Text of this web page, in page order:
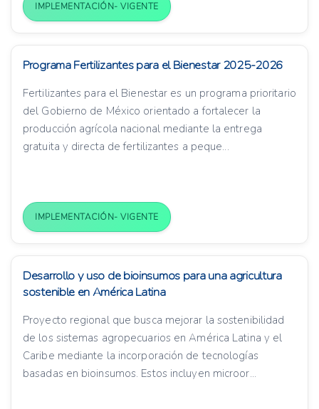
IMPLEMENTACIÓN- VIGENTE
Programa Fertilizantes para el Bienestar 2025-2026
Fertilizantes para el Bienestar es un programa prioritario
del Gobierno de México orientado a fortalecer la
producción agrícola nacional mediante la entrega
gratuita y directa de fertilizantes a peque...
IMPLEMENTACIÓN- VIGENTE
Desarrollo y uso de bioinsumos para una agricultura
sostenible en América Latina
Proyecto regional que busca mejorar la sostenibilidad
de los sistemas agropecuarios en América Latina y el
Caribe mediante la incorporación de tecnologías
basadas en bioinsumos. Estos incluyen microor...